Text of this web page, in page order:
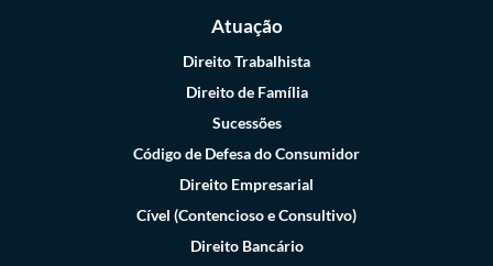
Atuação
Direito Trabalhista
Direito de Família
Sucessões
Código de Defesa do Consumidor
Direito Empresarial
Cível (Contencioso e Consultivo)
Direito Bancário